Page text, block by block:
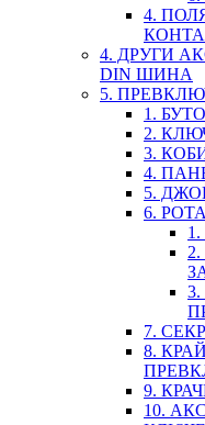
4.
4. ДРУГИ
DIN ШИНА
5.
1.
2.
3.
4.
5.
6.
7.
8.
9.
10.